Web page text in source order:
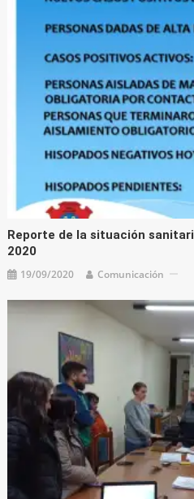
Reporte de la situación
2020
19/09/2020 Comunicación